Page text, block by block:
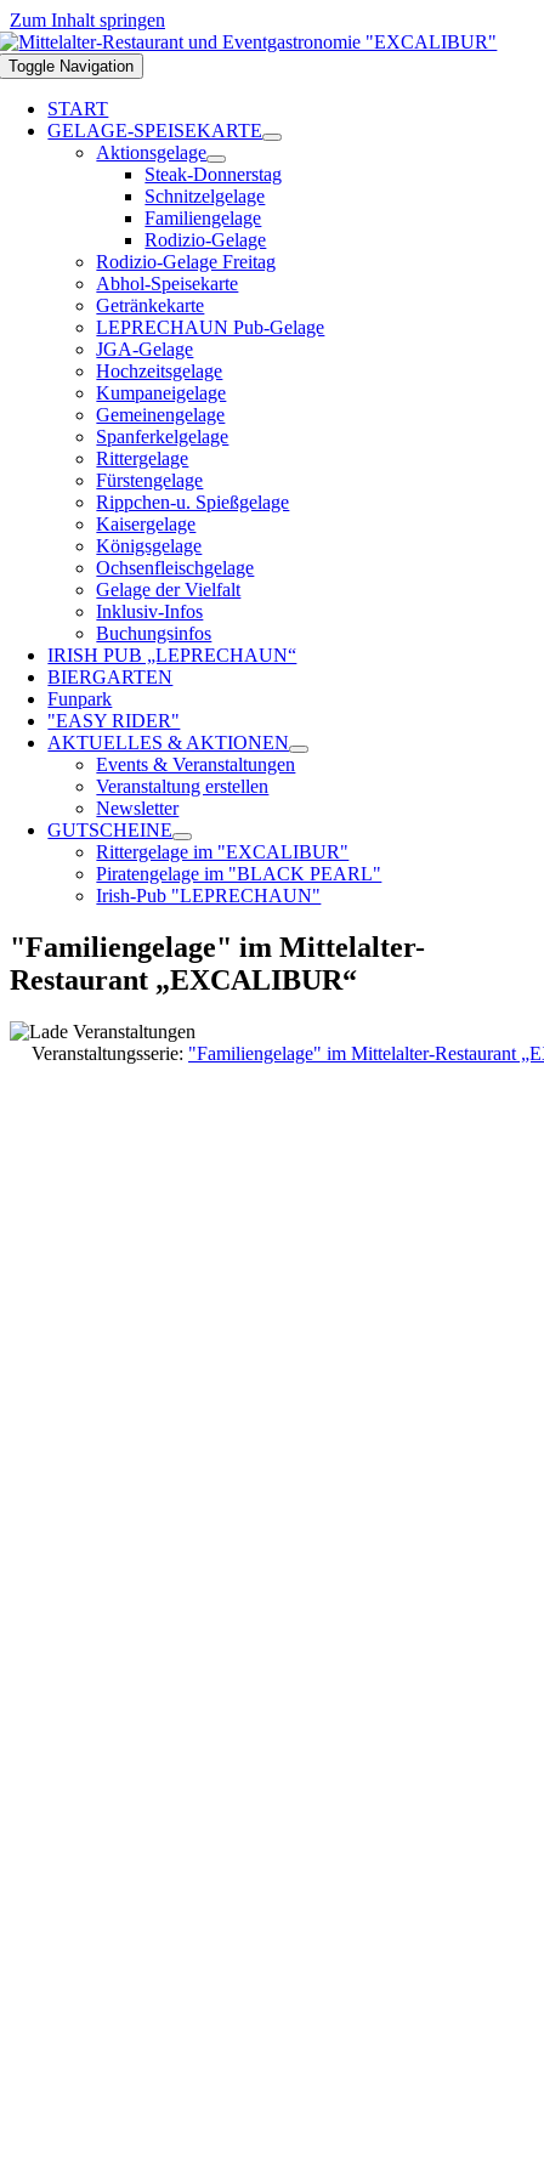
Zum Inhalt springen
Toggle Navigation
START
GELAGE-SPEISEKARTE
Aktionsgelage
Steak-Donnerstag
Schnitzelgelage
Familiengelage
Rodizio-Gelage
Rodizio-Gelage Freitag
Abhol-Speisekarte
Getränkekarte
LEPRECHAUN Pub-Gelage
JGA-Gelage
Hochzeitsgelage
Kumpaneigelage
Gemeinengelage
Spanferkelgelage
Rittergelage
Fürstengelage
Rippchen-u. Spießgelage
Kaisergelage
Königsgelage
Ochsenfleischgelage
Gelage der Vielfalt
Inklusiv-Infos
Buchungsinfos
IRISH PUB „LEPRECHAUN“
BIERGARTEN
Funpark
"EASY RIDER"
AKTUELLES & AKTIONEN
Events & Veranstaltungen
Veranstaltung erstellen
Newsletter
GUTSCHEINE
Rittergelage im "EXCALIBUR"
Piratengelage im "BLACK PEARL"
Irish-Pub "LEPRECHAUN"
"Familiengelage" im Mittelalter-
Restaurant „EXCALIBUR“
Veranstaltungsserie: "Familiengelage" im Mittelalter-Restaurant